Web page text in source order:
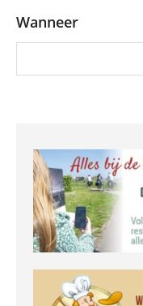
Wanneer